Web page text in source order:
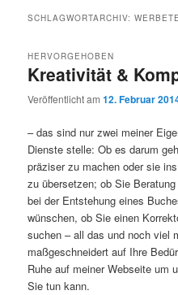
SCHLAGWORTARCHIV:
Kreativität &
HERVORGEHOBEN
Veröffentlicht am12. Februar
– das sind nur zwei meiner
Dienste stelle: Ob es darum
präziser zu machen oder sie
zu übersetzen; ob Sie
bei der Entstehung eines
wünschen, ob Sie einen
suchen – all das und noch viel
maßgeschneidert auf Ihre
Ruhe auf meiner Webseite um
Sie tun kann.